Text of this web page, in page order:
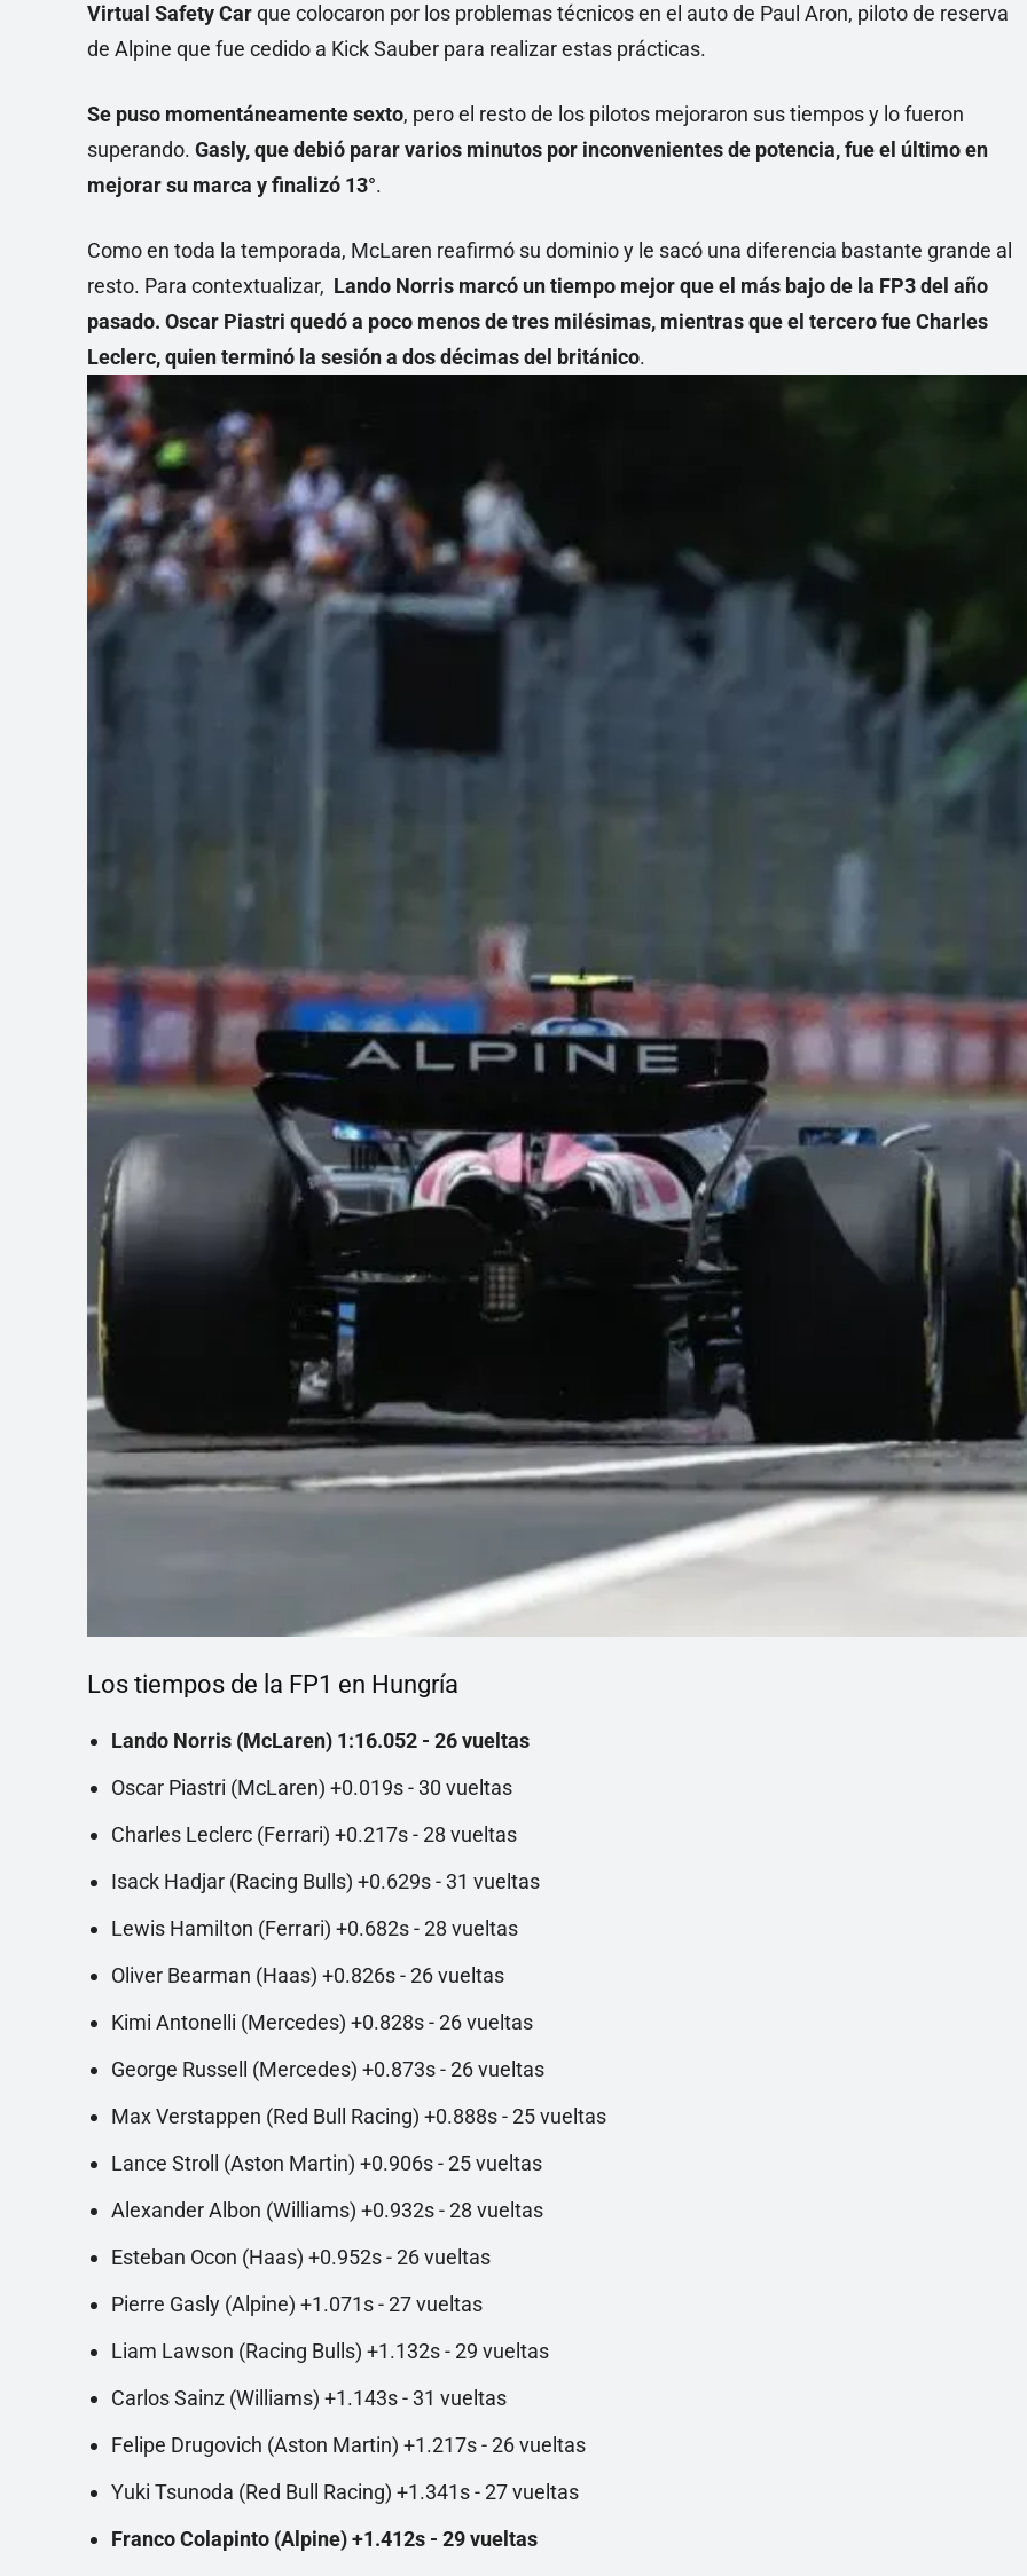
Virtual Safety Carque colocaron por los problemas técnicos en el auto de Paul Aron, piloto de reserva
de Alpine que fue cedido a Kick Sauber para realizar estas prácticas.
Se puso momentáneamente sexto, pero el resto de los pilotos mejoraron sus tiempos y lo fueron
superando. Gasly, que debió parar varios minutos por inconvenientes de potencia, fue el último en
mejorar su marca y finalizó 13°.
Como en toda la temporada, McLaren reafirmó su dominio y le sacó una diferencia bastante grande al
resto. Para contextualizar, Lando Norris marcó un tiempo mejor que el más bajo de la FP3 del año
pasado. Oscar Piastri quedó a poco menos de tres milésimas, mientras que el tercero fue Charles
Leclerc, quien terminó la sesión a dos décimas del británico.
Los tiempos de la FP1 en Hungría
Lando Norris (McLaren) 1:16.052 - 26 vueltas
Oscar Piastri (McLaren) +0.019s - 30 vueltas
Charles Leclerc (Ferrari) +0.217s - 28 vueltas
Isack Hadjar (Racing Bulls) +0.629s - 31 vueltas
Lewis Hamilton (Ferrari) +0.682s - 28 vueltas
Oliver Bearman (Haas) +0.826s - 26 vueltas
Kimi Antonelli (Mercedes) +0.828s - 26 vueltas
George Russell (Mercedes) +0.873s - 26 vueltas
Max Verstappen (Red Bull Racing) +0.888s - 25 vueltas
Lance Stroll (Aston Martin) +0.906s - 25 vueltas
Alexander Albon (Williams) +0.932s - 28 vueltas
Esteban Ocon (Haas) +0.952s - 26 vueltas
Pierre Gasly (Alpine) +1.071s - 27 vueltas
Liam Lawson (Racing Bulls) +1.132s - 29 vueltas
Carlos Sainz (Williams) +1.143s - 31 vueltas
Felipe Drugovich (Aston Martin) +1.217s - 26 vueltas
Yuki Tsunoda (Red Bull Racing) +1.341s - 27 vueltas
Franco Colapinto (Alpine) +1.412s - 29 vueltas